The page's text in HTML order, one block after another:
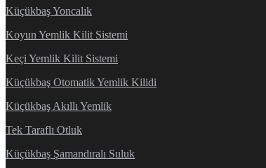
Küçükbaş Yoncalık
Koyun Yemlik Kilit Sistemi
Keçi Yemlik Kilit Sistemi
Küçükbaş Otomatik Yemlik Kilidi
Küçükbaş Akıllı Yemlik
Tek Taraflı Otluk
Küçükbaş Şamandıralı Suluk